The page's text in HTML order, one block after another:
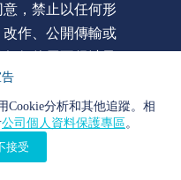
告
Cookie分析和其他追蹤。相
公司個人資料保護專區。
接受
，禁止以任何形
作、公開傳輸或
何使用不得涉及
貶損 Vena Group
形象或商譽。違
究法律責任。